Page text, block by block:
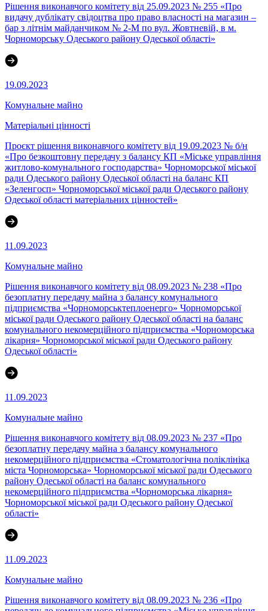
Рішення виконавчого комітету від 25.09.2023 № 255 «Про
видачу дублікату свідоцтва про право власності на магазин –
бар з літнім майданчиком № 2-М по вул. Жовтневій, в м.
Чорноморську Одеського району Одеської області»
19.09.2023
Комунальне майно
Матеріальні цінності
Проєкт рішення виконавчого комітету від 19.09.2023 № б/н
«Про безкоштовну передачу з балансу КП «Міське управління
житлово-комунального господарства» Чорноморської міської
ради Одеського району Одеської області на баланс КП
«Зеленгосп» Чорноморської міської ради Одеського району
Одеської області матеріальних цінностей»
11.09.2023
Комунальне майно
Рішення виконавчого комітету від 08.09.2023 № 238 «Про
безоплатну передачу майна з балансу комунального
підприємства «Чорноморськтеплоенерго» Чорноморської
міської ради Одеського району Одеської області на баланс
комунального некомерційного підприємства «Чорноморська
лікарня» Чорноморської міської ради Одеського району
Одеської області»
11.09.2023
Комунальне майно
Рішення виконавчого комітету від 08.09.2023 № 237 «Про
безоплатну передачу майна з балансу комунального
некомерційного підприємства «Стоматологічна поліклініка
міста Чорноморська» Чорноморської міської ради Одеського
району Одеської області на баланс комунального
некомерційного підприємства «Чорноморська лікарня»
Чорноморської міської ради Одеського району Одеської
області»
11.09.2023
Комунальне майно
Рішення виконавчого комітету від 08.09.2023 № 236 «Про